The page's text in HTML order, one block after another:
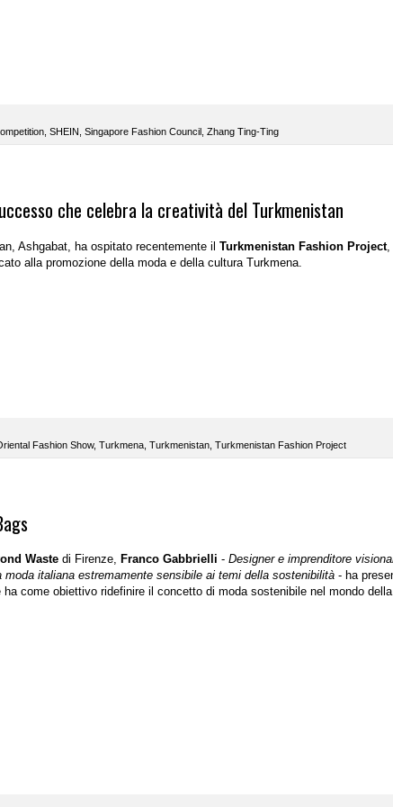
, SHEIN, Singapore Fashion Council , Zhang Ting-Ting
che celebra la creatività del Turkmenistan
Ashgabat, ha ospitato recentemente il Turkmenistan Fashion Project,
alla promozione della moda e della cultura Turkmena.
Fashion Show, Turkmena Turkmenistan Turkmenistan Fashion Project
Waste di Firenze, Franco Gabbrielli -Designer e imprenditore
moda italiana estremamente sensibile ai temi della sostenibilità - ha
ha come obiettivo ridefinire il concetto di moda sostenibile nel mondo della